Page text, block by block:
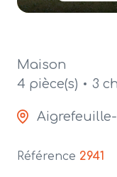
Maison
4 pièce(s)
3
Référence 2941